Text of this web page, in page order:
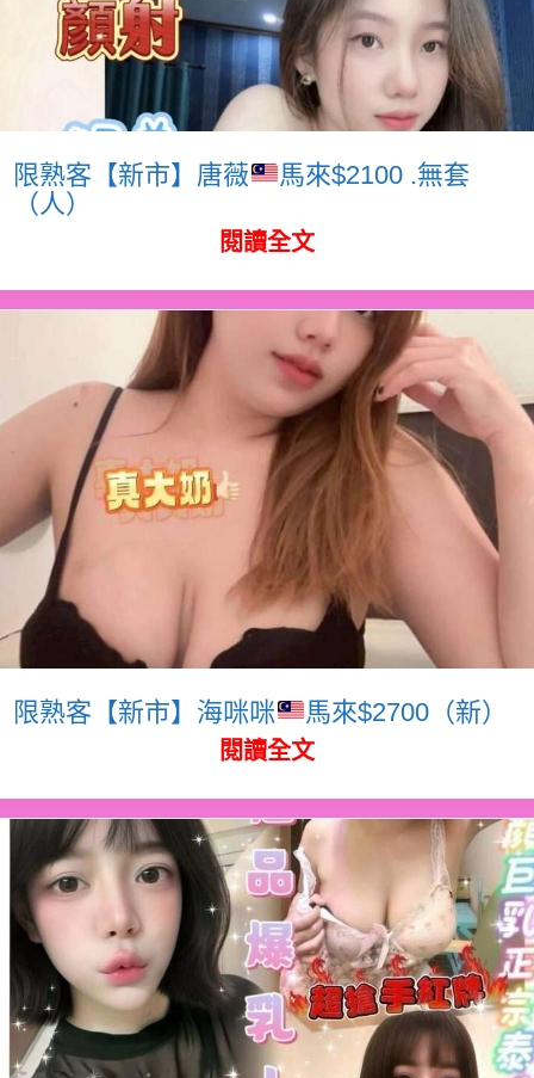
限熟客【新市】唐薇
馬來$2100 .無套
（人）
閱讀全文
限熟客【新市】海咪咪 馬來$2700（新）
閱讀全文